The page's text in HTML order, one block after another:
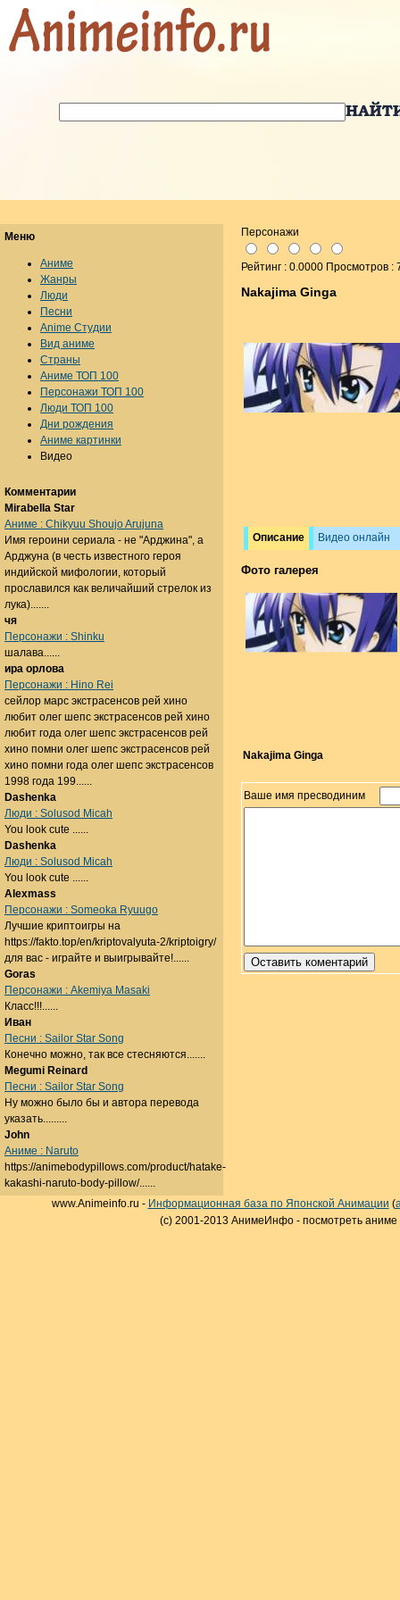
Персонажи
Рейтинг : 0.0000 Просмотров :
Nakajima Ginga
Описание Видео онлайн
Фото галерея
Nakajima Ginga
Ваше имя пресводиним
Меню
Аниме
Жанры
Люди
Песни
Anime Студии
Вид аниме
Страны
Аниме ТОП 100
Персонажи ТОП 100
Люди ТОП 100
Дни рождения
Аниме картинки
Видео
Комментарии
Mirabella Star
Аниме : Chikyuu Shoujo Arujuna
Имя героини сериала - не "Арджина", а
Арджуна (в честь известного героя
индийской мифологии, который
прославился как величайший стрелок из
лука).......
чя
Персонажи : Shinku
шалава......
ира орлова
Персонажи : Hino Rei
сейлор марс экстрасенсов рей хино
любит олег шепс экстрасенсов рей хино
любит года олег шепс экстрасенсов рей
хино помни олег шепс экстрасенсов рей
хино помни года олег шепс экстрасенсов
1998 года 199......
Dashenka
Люди : Solusod Micah
You look cute ......
Dashenka
Люди : Solusod Micah
You look cute ......
Alexmass
Персонажи : Someoka Ryuugo
Лучшие криптоигры на
https://fakto.top/en/kriptovalyuta-2/kriptoigry/
для вас - играйте и выигрывайте!......
Goras
Персонажи : Akemiya Masaki
Класс!!!......
Иван
Песни : Sailor Star Song
Конечно можно, так все стесняются.......
Megumi Reinard
Песни : Sailor Star Song
Ну можно было бы и автора перевода
указать.........
John
Аниме : Naruto
https://animebodypillows.com/product/hatake-
kakashi-naruto-body-pillow/......
www.Animeinfo.ru - Информационная база по Японской Анимации (
(c) 2001-2013 АнимеИнфо - посмотреть аниме